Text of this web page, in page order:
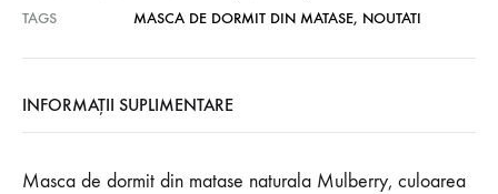
TAGS
MASCA DE DORMIT DIN MATASE, NOUTATI
INFORMAȚII SUPLIMENTARE
Masca de dormit din matase naturala Mulberry, culoarea